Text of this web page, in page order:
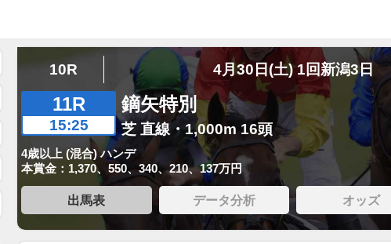
10R 4月30日(土) 1回新潟3日
11R
15:25
鏑矢特別
芝 直線・1,000m 16頭
4歳以上 (混合) ハンデ
本賞金：1,370、550、340、210、137万円
出馬表 データ分析 オッズ